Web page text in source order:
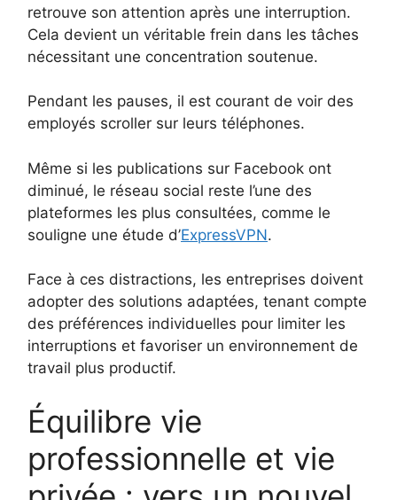
retrouve son attention après une interruption.
Cela devient un véritable frein dans les tâches
nécessitant une concentration soutenue.
Pendant les pauses, il est courant de voir des
employés scroller sur leurs téléphones.
Même si les publications sur Facebook ont
diminué, le réseau social reste l’une des
plateformes les plus consultées, comme le
souligne une étude d’ExpressVPN.
Face à ces distractions, les entreprises doivent
adopter des solutions adaptées, tenant compte
des préférences individuelles pour limiter les
interruptions et favoriser un environnement de
travail plus productif.
Équilibre vie
professionnelle et vie